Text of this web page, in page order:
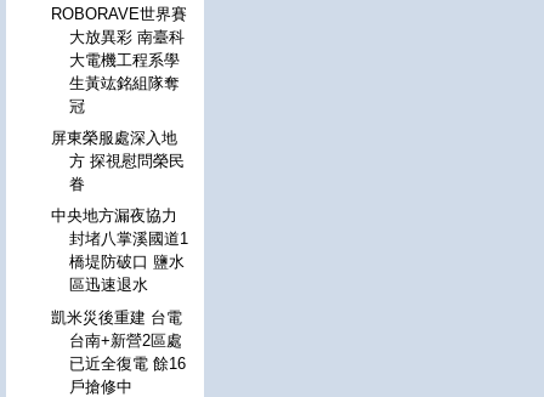
ROBORAVE世界賽
大放異彩 南臺科
大電機工程系學
生黃竑銘組隊奪
冠
屏東榮服處深入地
方 探視慰問榮民
眷
中央地方漏夜協力
封堵八掌溪國道1
橋堤防破口 鹽水
區迅速退水
凱米災後重建 台電
台南+新營2區處
已近全復電 餘16
戶搶修中